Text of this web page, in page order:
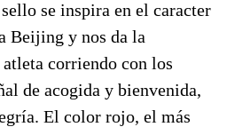
se inspira en el caracter
Beijing y nos da la
corriendo con los
de acogida y bienvenida,
El color rojo, el más